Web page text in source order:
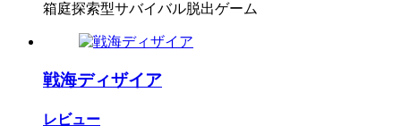
箱庭探索型サバイバル脱出ゲーム
戦海ディザイア
レビュー